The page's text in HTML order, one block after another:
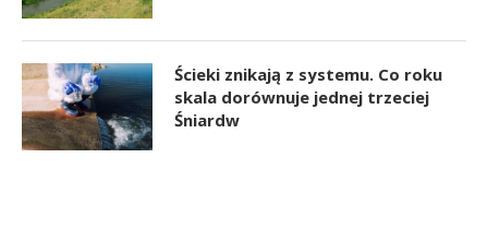
Ścieki znikają z systemu. Co roku
skala dorównuje jednej trzeciej
Śniardw